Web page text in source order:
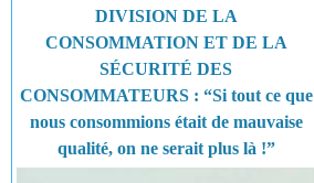
DIVISION DE LA
CONSOMMATION ET DE LA
SÉCURITÉ DES
CONSOMMATEURS : “Si tout ce que
nous consommions était de mauvaise
qualité, on ne serait plus là !”